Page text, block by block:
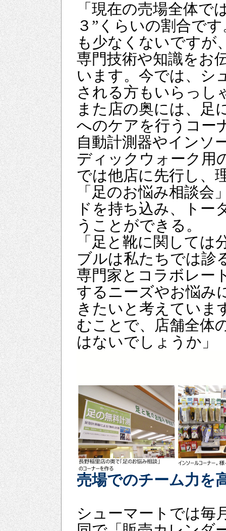
「現在の売場全体で
３”くらいの割合で
も少なくないですが
専門技術や知識をお
います。今では、シ
される方もいらっし
また店の奥には、足
へのケアを行うコー
自動計測器やインソ
ディックウォーク用
では他店に先行し、
「足のお悩み相談会
ドを持ち込み、トー
うことができる。
「足と靴に関して
ブルは私たちでは診
専門家とコラボレー
するニーズやお悩み
きたいと考えていま
むことで、店舗全体
はないでしょうか」
売場でのチーム力を
シューマートでは毎